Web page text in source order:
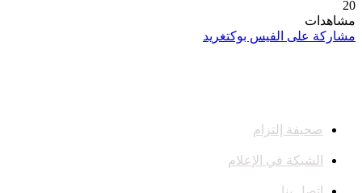
20
مشاهدات
مشاركة على الفيس بوكتغريد
صحيفة إلتزام
الشبكة في الإعلام